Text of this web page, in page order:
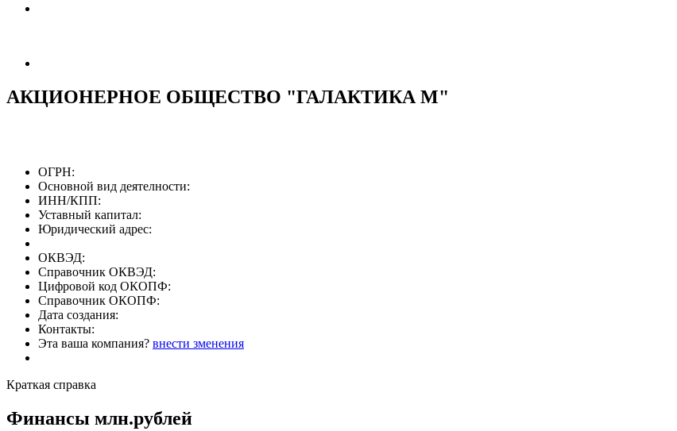
АКЦИОНЕРНОЕ ОБЩЕСТВО "ГАЛАКТИКА М"
ОГРН:
Основной вид деятелности:
ИНН/КПП:
Уставный капитал:
Юридический адрес:
ОКВЭД:
Справочник ОКВЭД:
Цифровой код ОКОПФ:
Справочник ОКОПФ:
Дата создания:
Контакты:
Эта ваша компания? внести зменения
Краткая справка
Финансы млн.рублей